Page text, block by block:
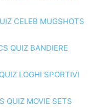
CELEB MUGSHOTS
QUIZ BANDIERE
LOGHI SPORTIVI
QUIZ MOVIE SETS